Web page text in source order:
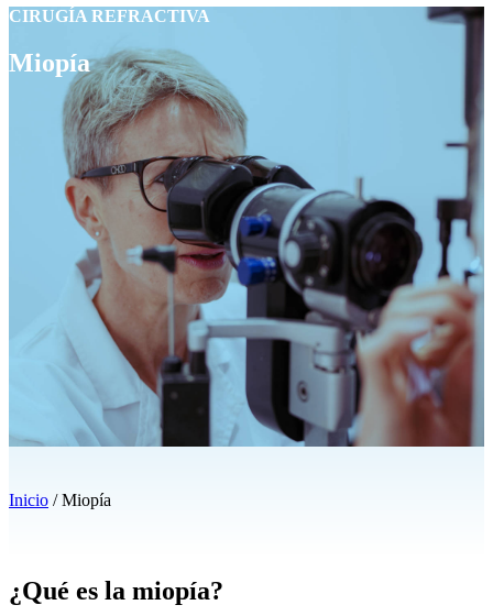
CIRUGÍA REFRACTIVA
Miopía
Inicio /Miopía
¿Qué es la miopía?